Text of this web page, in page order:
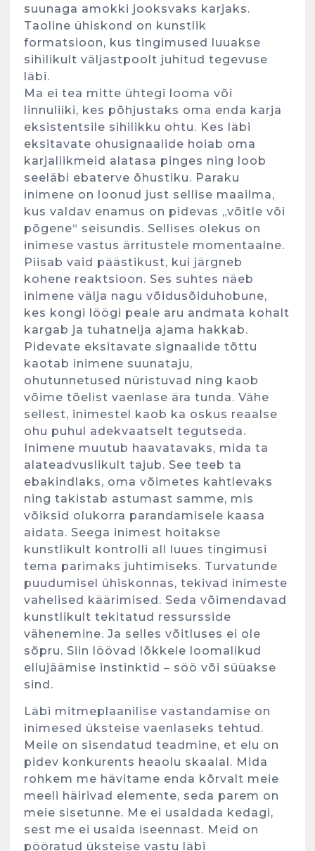
suunaga amokki jooksvaks karjaks.
Taoline ühiskond on kunstlik
formatsioon, kus tingimused luuakse
sihilikult väljastpoolt juhitud tegevuse
läbi.
Ma ei tea mitte ühtegi looma või
linnuliiki, kes põhjustaks oma enda karja
eksistentsile sihilikku ohtu. Kes läbi
eksitavate ohusignaalide hoiab oma
karjaliikmeid alatasa pinges ning loob
seeläbi ebaterve õhustiku. Paraku
inimene on loonud just sellise maailma,
kus valdav enamus on pidevas „võitle või
põgene“ seisundis. Sellises olekus on
inimese vastus ärritustele momentaalne.
Piisab vaid päästikust, kui järgneb
kohene reaktsioon. Ses suhtes näeb
inimene välja nagu võidusõiduhobune,
kes kongi löögi peale aru andmata kohalt
kargab ja tuhatnelja ajama hakkab.
Pidevate eksitavate signaalide tõttu
kaotab inimene suunataju,
ohutunnetused nüristuvad ning kaob
võime tõelist vaenlase ära tunda. Vähe
sellest, inimestel kaob ka oskus reaalse
ohu puhul adekvaatselt tegutseda.
Inimene muutub haavatavaks, mida ta
alateadvuslikult tajub. See teeb ta
ebakindlaks, oma võimetes kahtlevaks
ning takistab astumast samme, mis
võiksid olukorra parandamisele kaasa
aidata. Seega inimest hoitakse
kunstlikult kontrolli all luues tingimusi
tema parimaks juhtimiseks. Turvatunde
puudumisel ühiskonnas, tekivad inimeste
vahelised käärimised. Seda võimendavad
kunstlikult tekitatud ressursside
vähenemine. Ja selles võitluses ei ole
sõpru. Siin löövad lõkkele loomalikud
ellujäämise instinktid – söö või süüakse
sind.
Läbi mitmeplaanilise vastandamise on
inimesed üksteise vaenlaseks tehtud.
Meile on sisendatud teadmine, et elu on
pidev konkurents heaolu skaalal. Mida
rohkem me hävitame enda kõrvalt meie
meeli häirivad elemente, seda parem on
meie sisetunne. Me ei usaldada kedagi,
sest me ei usalda iseennast. Meid on
pööratud üksteise vastu läbi